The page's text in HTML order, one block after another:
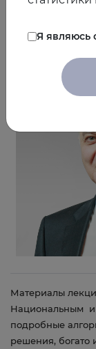
Материалы
Национальным и
подробные
решения, богато
Я являюсь